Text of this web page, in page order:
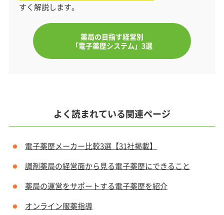
すく解説します。
薬局の目指す経営別
「電子薬歴システム」3選
よく読まれている関連ページ
電子薬歴メーカー比較3選【31社掲載】
調剤薬局の経営面から見る電子薬歴にできること
薬局の運営をサポートする電子薬歴を紹介
オンライン服薬指導